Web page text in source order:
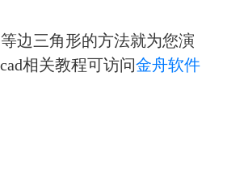
边三角形的方法就为您演
相关教程可访问金舟软件